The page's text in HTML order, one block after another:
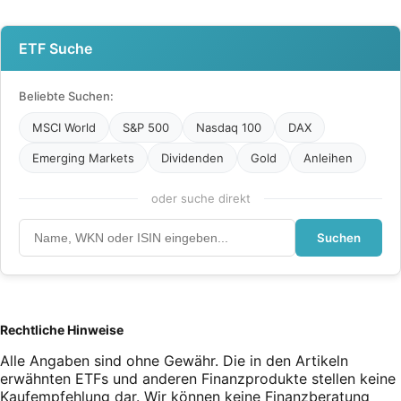
ETF Suche
Beliebte Suchen:
MSCI World S&P 500 Nasdaq 100 DAX
Emerging Markets Dividenden Gold Anleihen
oder suche direkt
Suchen
Rechtliche Hinweise
Alle Angaben sind ohne Gewähr. Die in den Artikeln
erwähnten ETFs und anderen Finanzprodukte stellen keine
Kaufempfehlung dar. Wir können keine Finanzberatung